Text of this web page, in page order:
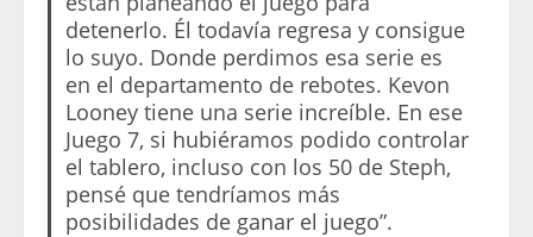
detenerlo. Él todavía regresa y consigue
lo suyo. Donde perdimos esa serie es
en el departamento de rebotes. Kevon
Looney tiene una serie increíble. En ese
Juego 7, si hubiéramos podido controlar
el tablero, incluso con los 50 de Steph,
pensé que tendríamos más
posibilidades de ganar el juego”.